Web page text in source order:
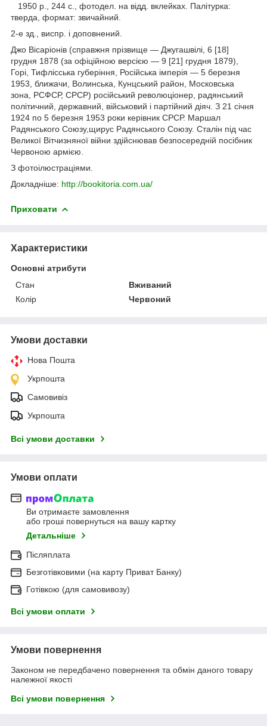
1950 р., 244 с., фотодел. на відд. вклейках. Палітурка:
тверда, формат: звичайний.
2-е зд., виспр. і доповнений.
Джо Вісаріонів (справжня прізвище — Джугашвілі, 6 [18]
грудня 1878 (за офіційною версією — 9 [21] грудня 1879),
Горі, Тифлісська губеріння, Російська імперія — 5 березня
1953, ближачи, Волинська, Кунцський район, Московська
зона, РСФСР, СРСР) російський революціонер, радянський
політичний, державний, військовий і партійний діяч. З 21 січня
1924 по 5 березня 1953 роки керівник СРСР. Маршал
Радянського Союзу,щирус Радянського Союзу. Сталін під час
Великої Вітчизняної війни здійснював безпосередній посібник
Червоною армією.
З фотоілюстраціями.
Докладніше: http://bookitoria.com.ua/
Приховати
Характеристики
Основні атрибути
Стан
Вживаний
Колір
Червоний
Умови доставки
Нова Пошта
Укрпошта
Самовивіз
Укрпошта
Всі умови доставки
Умови оплати
Ви отримаєте замовлення
або гроші повернуться на вашу картку
Детальніше
Післяплата
Безготівковими (на карту Приват Банку)
Готівкою (для самовивозу)
Всі умови оплати
Умови повернення
Законом не передбачено повернення та обмін даного товару
належної якості
Всі умови повернення